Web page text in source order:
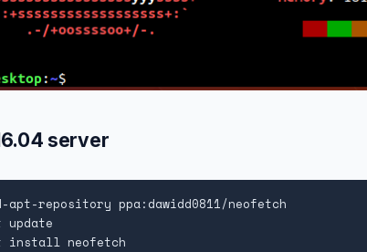
server
apt-repository ppa:dawidd0811/neofetch
update
install neofetch